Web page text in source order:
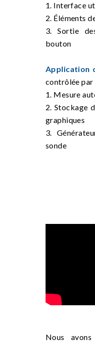
1. Interface
2. Éléments
3. Sortie
bouton
Application
contrôlée
1. Mesure
2. Stockage
graphiques
3.
sonde
Nous